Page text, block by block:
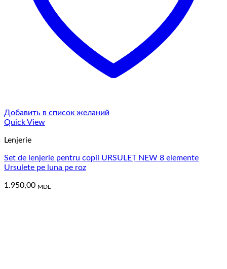
Добавить в список желаний
Quick View
Lenjerie
Set de lenjerie pentru copii URSULEȚ NEW 8 elemente
Ursulete pe luna pe roz
1.950,00 MDL